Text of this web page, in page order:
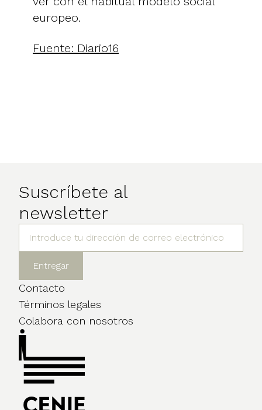
europeo.
Fuente: Diario16
Suscríbete al
newsletter
Contacto
Términos legales
Colabora con nosotros